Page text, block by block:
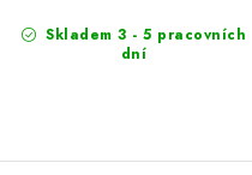
Skladem 3 - 5 pracovních
dní